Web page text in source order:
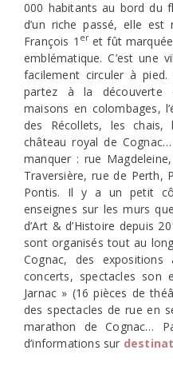
000 habitants au bord du
d’un riche passé, elle
François 1 eret fût marquée
emblématique. C’est une
facilement circuler à
partez à la découverte
maisons en colombages,
des Récollets, les
château royal de
manquer : rue
Traversière, rue de Perth,
Pontis. Il y a un petit
enseignes sur les murs
d’Art & d’Histoire depuis
sont organisés tout au
Cognac, des
concerts, spectacles
Jarnac » (16 pièces de
des spectacles de rue en
marathon de Cognac…
d’informations sur